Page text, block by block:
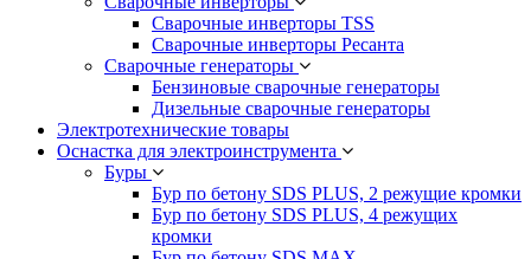
Сварочные инверторы TSS
Сварочные инверторы Ресанта
Сварочные генераторы
Бензиновые сварочные генераторы
Дизельные сварочные генераторы
Электротехнические товары
Оснастка для электроинструмента
Буры
Бур по бетону SDS PLUS, 2 режущие кромки
Бур по бетону SDS PLUS, 4 режущих
кромки